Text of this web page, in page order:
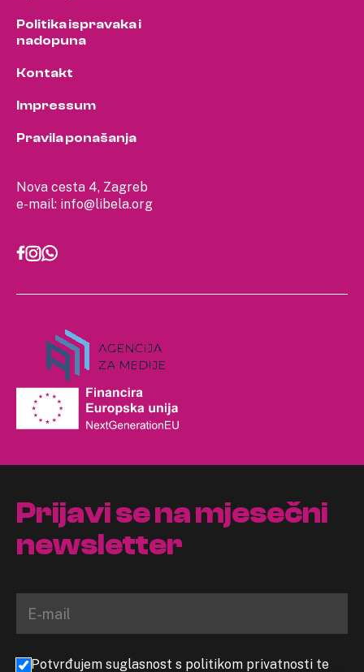
Nova cesta 4, Zagreb
e-mail: info@libela.org
Politika ispravaka i
nadopuna
Kontakt
Impressum
Pravila ponašanja
Prijavi se na mjesečni
newsletter
Potvrđujem suglasnost s politikom privatnosti te